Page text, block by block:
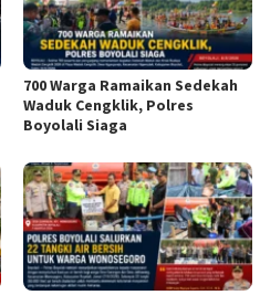
700 Warga Ramaikan Sedekah
Waduk Cengklik, Polres
Boyolali Siaga